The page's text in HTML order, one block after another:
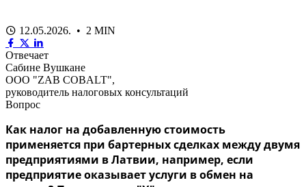
12.05.2026. • 2 MIN
Отвечает
Сабине Вушкане
ООО "ZAB COBALT",
руководитель налоговых консультаций
Вопрос
Как налог на добавленную стоимость
применяется при бартерных сделках между двумя
предприятиями в Латвии, например, если
предприятие оказывает услуги в обмен на